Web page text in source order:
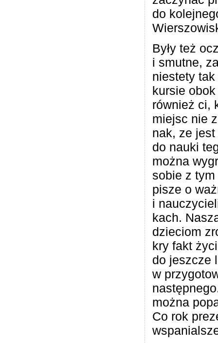
do
Były też
i smutne,
nie­stety
kur­sie
rów­nież ci,
miejsc nie
nak, ze
do nauki
można
sobie z
pisze o
i
kach.
dzie­ciom
kry fakt
do jesz­cze
w
można
Co rok